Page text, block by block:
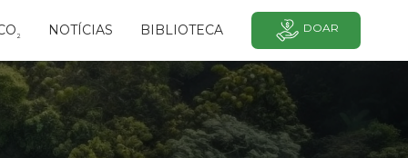
² NOTÍCIAS BIBLIOTECA DOAR